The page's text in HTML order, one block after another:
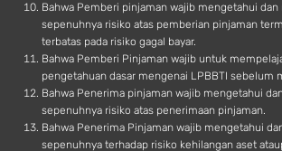
Bahwa Pemberi pinjaman wajib mengetahui dan
sepenuhnya risiko atas pemberian pinjaman
terbatas pada risiko gagal bayar.
Bahwa Pemberi Pinjaman wajib untuk
pengetahuan dasar mengenai LPBBTI sebelum
Bahwa Penerima pinjaman wajib mengetahui
sepenuhnya risiko atas penerimaan pinjaman.
Bahwa Penerima Pinjaman wajib mengetahui
sepenuhnya terhadap risiko kehilangan aset